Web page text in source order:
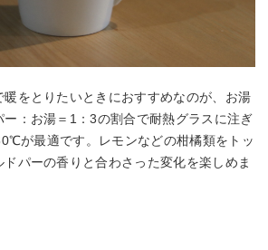
をとりたいときにおすすめなのが、お湯
：お湯＝1：3の割合で耐熱グラスに注ぎ
が最適です。レモンなどの柑橘類をトッ
パーの香りと合わさった変化を楽しめま